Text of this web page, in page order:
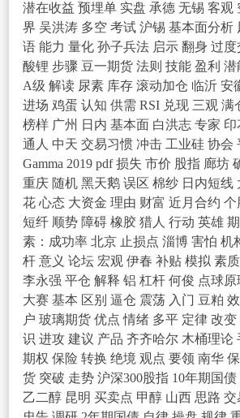
潜在收益 预埋单 实盘 承德 无锡 客观
界 吴洪涛 多空 考试 沪锡 基本面分析
语 能力 量化 孙子兵法 启示 翻身 过度
酸锂 步骤 豆一期货 法则 技能 盈利 潜
A级 解读 尿素 库存 滚动加仓 临沂 安
进场 鸡蛋 认知 供需 RSI 兑现 三观 满
榜样 广州 日内 基本面 白洪志 专家 印
通人 中天 交易习惯 冲击 工业硅 协会
Gamma 2019 pdf 损失 市价 股指 廊坊
重庆 随机 黑天鹅 误区 棉纱 日内短线
花 心态 大资金 理由 财富 近月合约 个
短纤 顺势 障碍 橡胶 猎人 行动 英雄
素：成功率 北京 止损点 淄博 害怕 机
杆 意义 论坛 宏观 伊春 补贴 模拟 素质
李永强 平仓 解释 铝 杠杆 何俊 点球原
大赛 基本 区别 逼仓 震荡 入门 豆粕
户 玻璃期货 优点 情绪 多平 定律 改变
识 进攻 建议 产品 齐齐哈尔 木桶理论
期权 保险 转换 绝境 观点 要领 南华
货 突破 走势 沪深300股指 10年期国债
乙二醇 昆明 买卖点 甲醇 山西 思路 交